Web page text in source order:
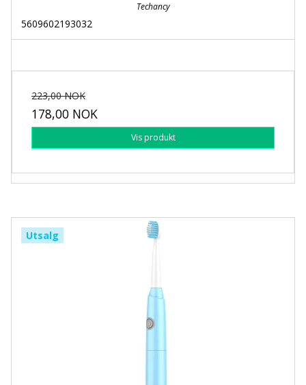
Techancy
5609602193032
223,00 NOK
178,00 NOK
Vis produkt
Utsalg